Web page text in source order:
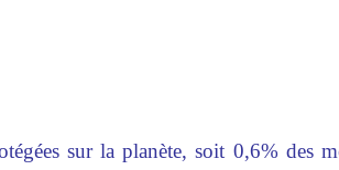
sur la planète, soit 0,6% des